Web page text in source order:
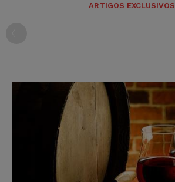
ARTIGOS EXCLUSIVOS